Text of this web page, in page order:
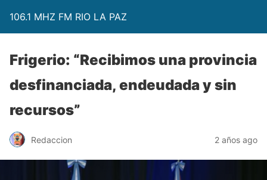
106.1 MHZ FM RIO LA PAZ
Frigerio: “Recibimos una provincia
desfinanciada, endeudada y sin
recursos”
Redaccion 2 años ago